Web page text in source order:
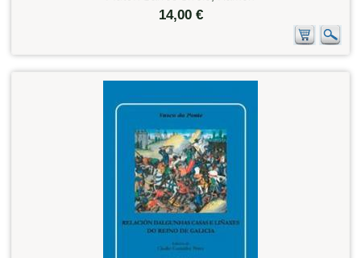
14,00 €